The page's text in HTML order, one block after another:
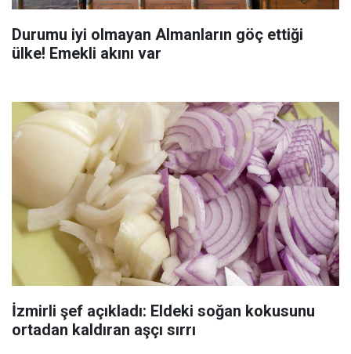
Durumu iyi olmayan Almanların göç ettiği
ülke! Emekli akını var
İzmirli şef açıkladı: Eldeki soğan kokusunu
ortadan kaldıran aşçı sırrı